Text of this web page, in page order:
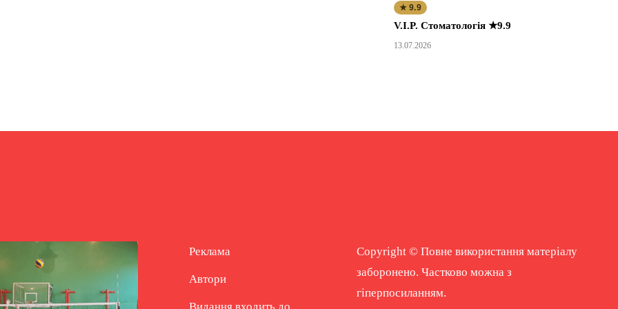
★ 9.9
V.I.P. Стоматологія ★9.9
13.07.2026
Реклама
Автори
Copyright © Повне використання матеріалу
заборонено. Частково можна з
гіперпосиланням.